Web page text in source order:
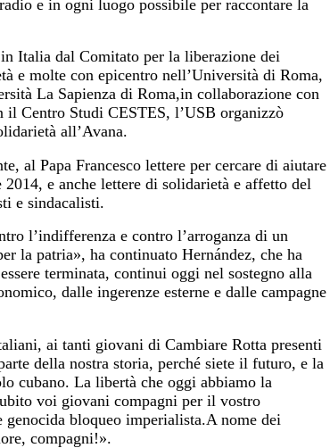
e in ogni luogo possibile per raccontare la
Italia dal Comitato per la liberazione dei
e molte con epicentro nell’Università di Roma,
La Sapienza di Roma,in collaborazione con
Centro Studi CESTES, l’USB organizzò
all’Avana.
al Papa Francesco lettere per cercare di aiutare
e anche lettere di solidarietà e affetto del
e sindacalisti.
l’indifferenza e contro l’arroganza di un
la patria», ha continuato Hernández, che ha
terminata, continui oggi nel sostegno alla
dalle ingerenze esterne e dalle campagne
ai tanti giovani di Cambiare Rotta presenti
della nostra storia, perché siete il futuro, e la
cubano. La libertà che oggi abbiamo la
voi giovani compagni per il vostro
bloqueo imperialista.A nome dei
compagni!».